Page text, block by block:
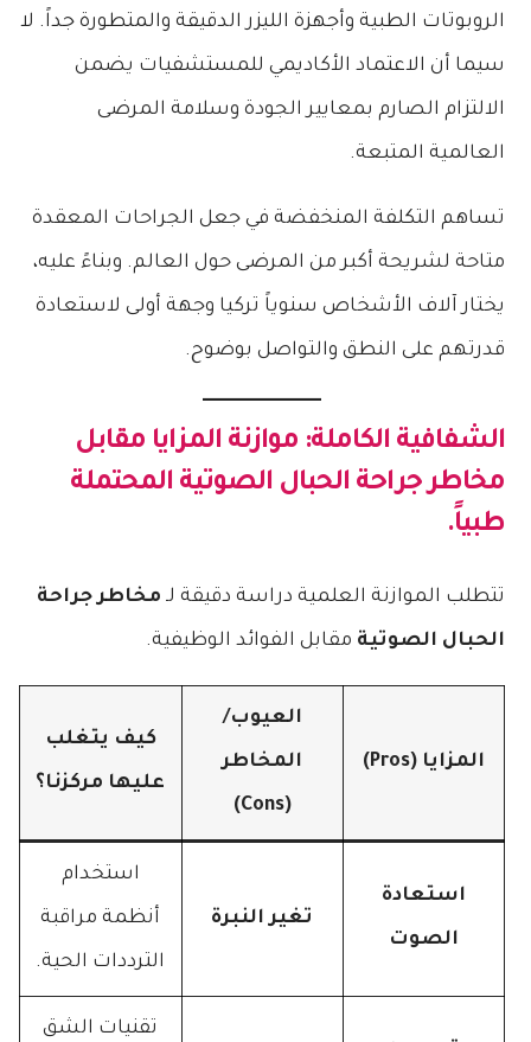
الروبوتات الطبية وأجهزة الليزر الدقيقة والمتطورة جداً. لا
سيما أن الاعتماد الأكاديمي للمستشفيات يضمن
الالتزام الصارم بمعايير الجودة وسلامة المرضى
العالمية المتبعة.
تساهم التكلفة المنخفضة في جعل الجراحات المعقدة
متاحة لشريحة أكبر من المرضى حول العالم. وبناءً عليه،
يختار آلاف الأشخاص سنوياً تركيا وجهة أولى لاستعادة
قدرتهم على النطق والتواصل بوضوح.
الشفافية الكاملة: موازنة المزايا مقابل
مخاطر جراحة الحبال الصوتية المحتملة
طبياً.
تتطلب الموازنة العلمية دراسة دقيقة لـ مخاطر جراحة
الحبال الصوتية مقابل الفوائد الوظيفية.
المزايا (Pros)
العيوب/
المخاطر
(Cons)
كيف يتغلب
عليها مركزنا؟
استعادة
الصوت
تغير النبرة
استخدام
أنظمة مراقبة
الترددات الحية.
تقنيات الشق